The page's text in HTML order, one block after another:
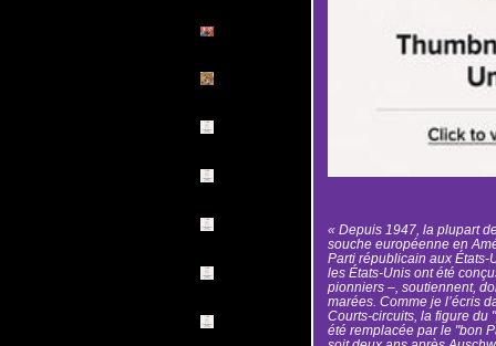
« Depuis 1947, la plupart
souche européenne en
Parti républicain aux États-
les États-Unis ont été
pionniers –, soutiennent,
marées. Comme je l’écris
Courts-circuits, la figure du
été remplacée par le "bon